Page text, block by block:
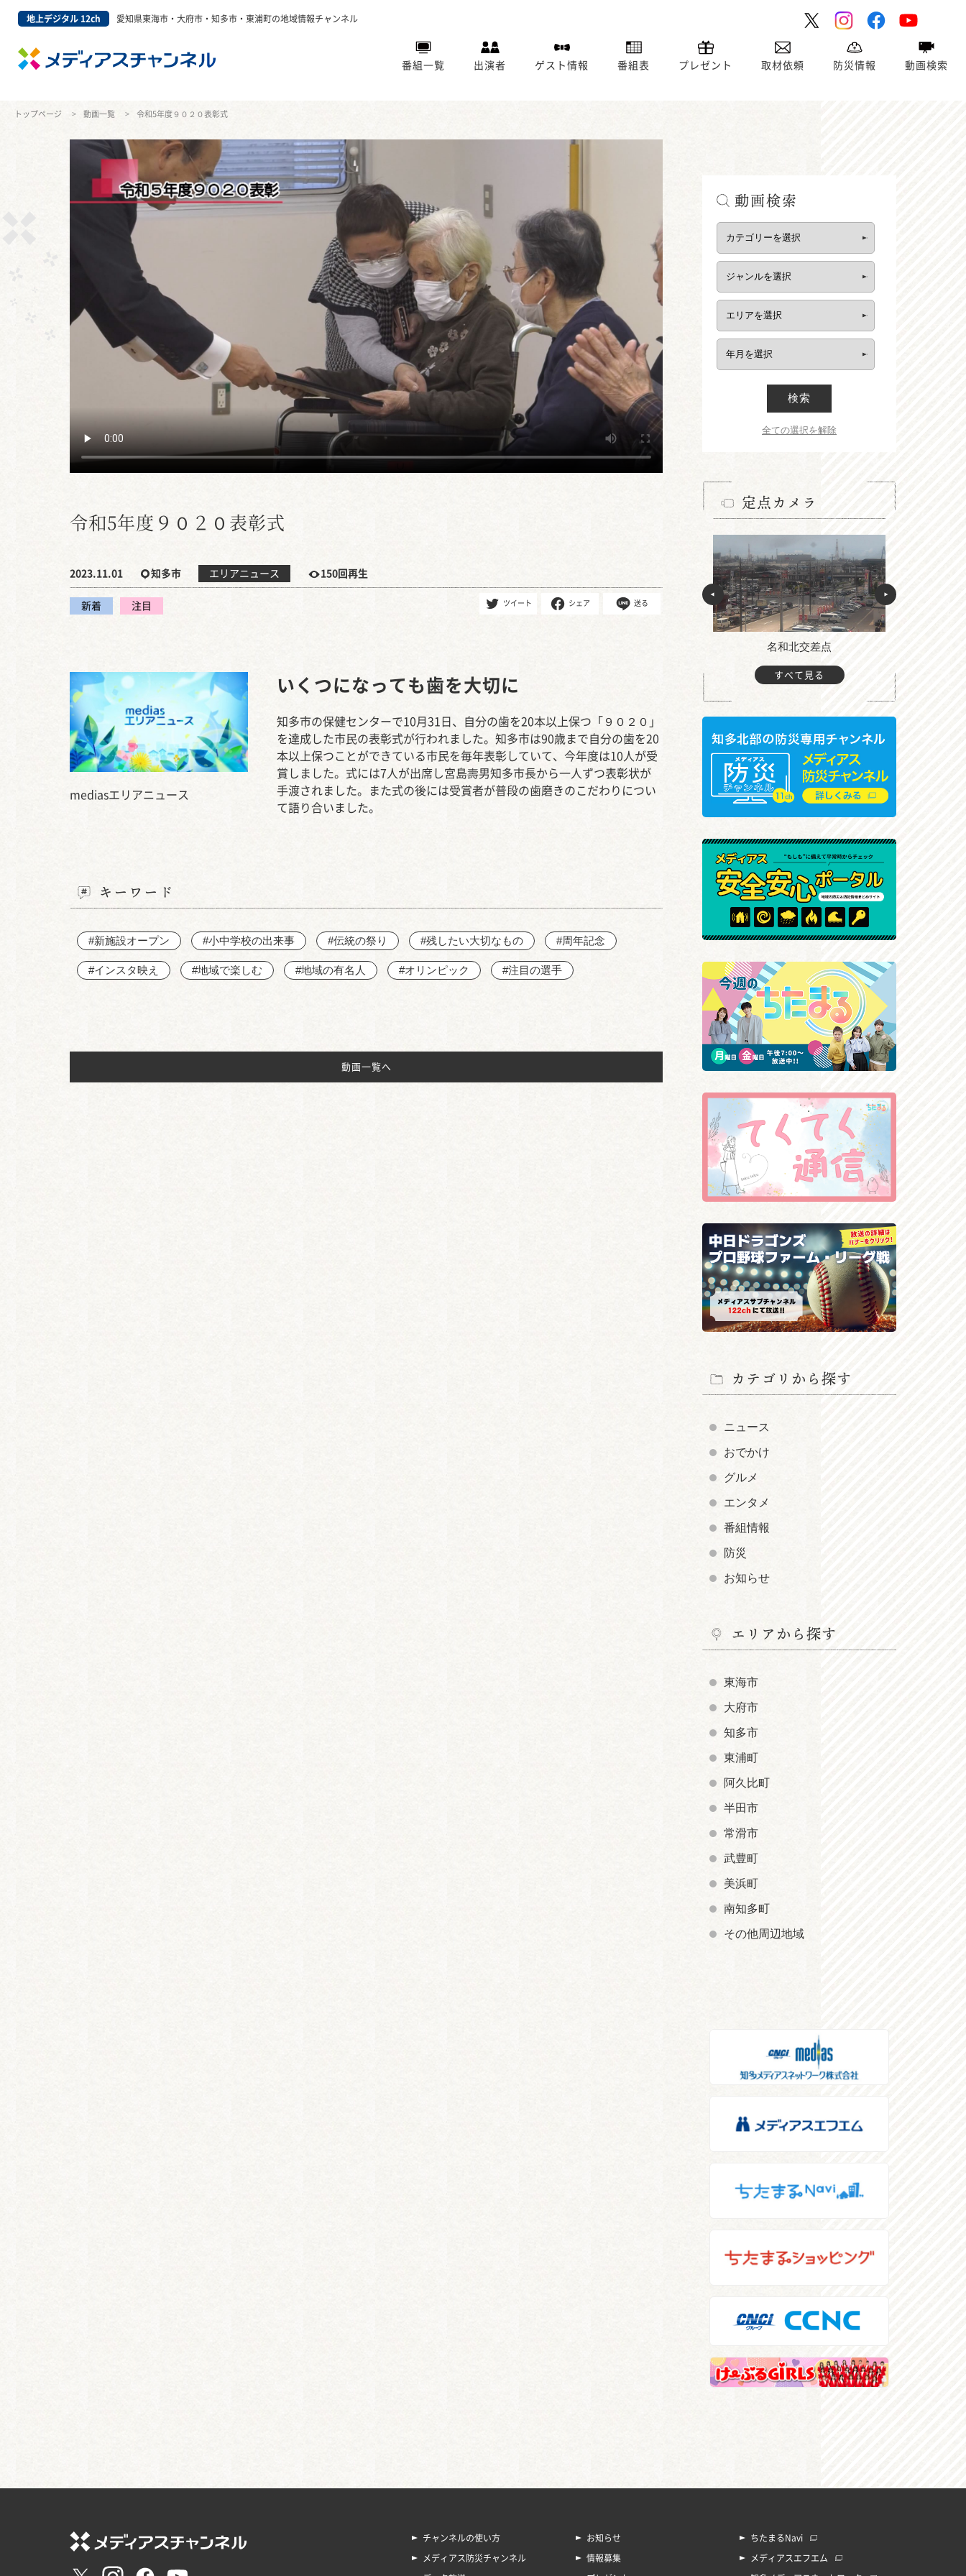
地上デジタル 12ch 愛知県東海市・大府市・知多市・東浦町の地域情報チャンネル
番組一覧 出演者 ゲスト情報 番組表 プレゼント 取材依頼 防災情報 動画検索
トップページ 動画一覧 令和5年度９０２０表彰式
令和5年度９０２０表彰式
2023.11.01 知多市 エリアニュース 150回再生
新着 注目 ツイート シェア 送る
mediasエリアニュース
いくつになっても歯を大切に
知多市の保健センターで10月31日、自分の歯を20本以上保つ「９０２０」
を達成した市民の表彰式が行われました。知多市は90歳まで自分の歯を20
本以上保つことができている市民を毎年表彰していて、今年度は10人が受
賞しました。式には7人が出席し宮島壽男知多市長から一人ずつ表彰状が
手渡されました。また式の後には受賞者が普段の歯磨きのこだわりについ
て語り合いました。
キーワード
#新施設オープン #小中学校の出来事 #伝統の祭り #残したい大切なもの #周年記念
#インスタ映え #地域で楽しむ #地域の有名人 #オリンピック #注目の選手
動画一覧へ
動画検索
検索
全ての選択を解除
定点カメラ
名和北交差点
すべて見る
カテゴリから探す
ニュース
おでかけ
グルメ
エンタメ
番組情報
防災
お知らせ
エリアから探す
東海市
大府市
知多市
東浦町
阿久比町
半田市
常滑市
武豊町
美浜町
南知多町
その他周辺地域
チャンネルの使い方
メディアス防災チャンネル
お知らせ
情報募集
ちたまるNavi
メディアスエフエム